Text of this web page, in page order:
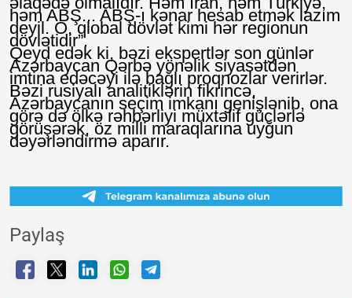
həm ABŞ... ABŞ-ı kənar hesab etmək lazım
deyil. O, qlobal dövlət kimi hər regionun
dövlətidir”.
Qeyd edək ki, bəzi ekspertlər son günlər
Azərbaycan Qərbə yönəlik siyasətdən
imtina edəcəyi ilə bağlı proqnozlar verirlər.
Bəzi rusiyalı analitiklərin fikrincə,
Azərbaycanın seçim imkanı genişlənib, ona
görə də ölkə rəhbərliyi müxtəlif güclərlə
görüşərək, öz milli maraqlarına uyğun
dəyərləndirmə aparır.
Paylaş